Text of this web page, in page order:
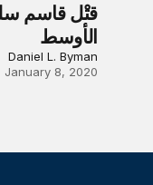
قتْل قاسم
الأوسط
Daniel L. Byman
January 8, 2020